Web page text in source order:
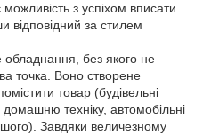
з успіхом вписати
відповідний за стилем
без якого не
точка. Воно створене
товар (будівельні
техніку, автомобільні
Завдяки величезному